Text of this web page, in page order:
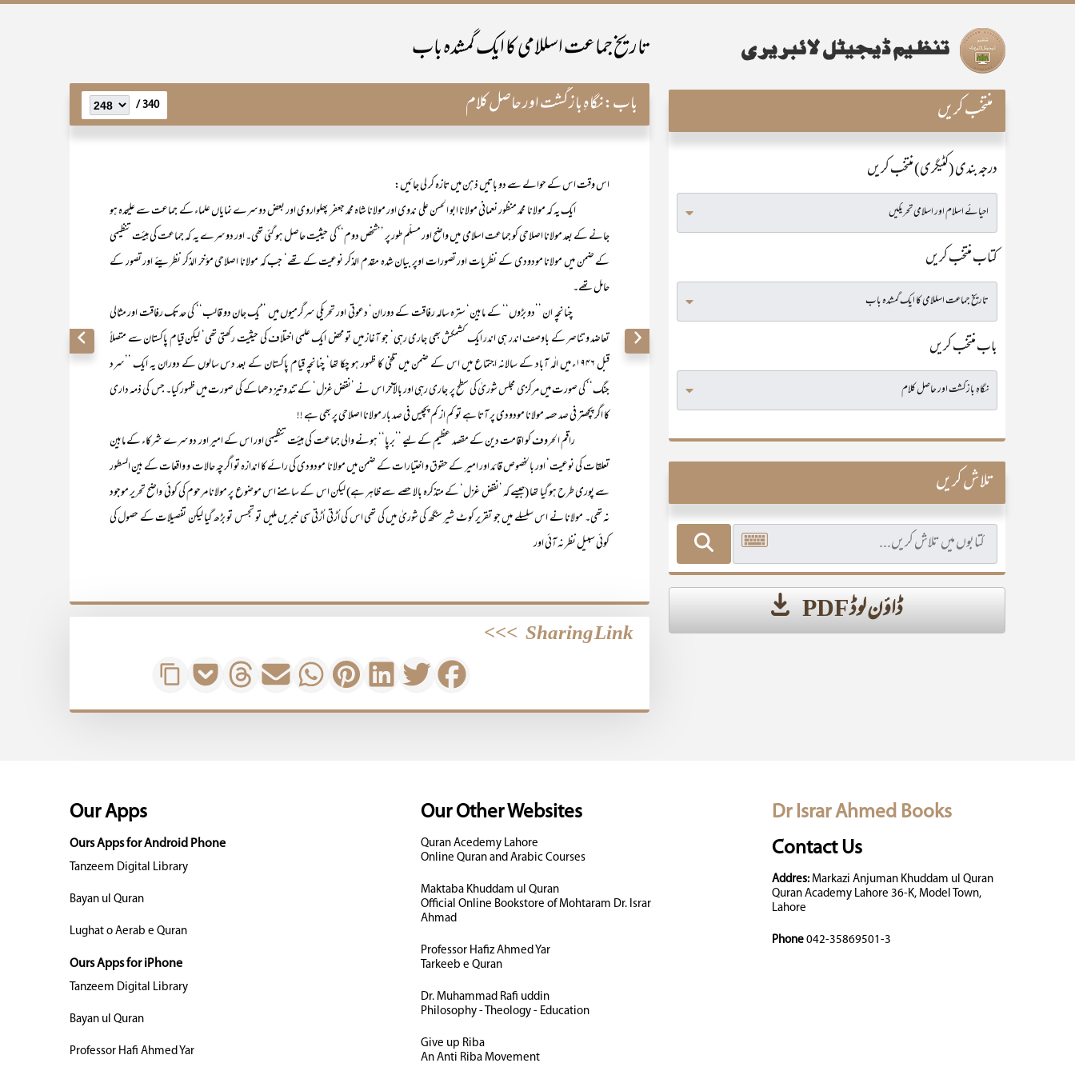
تاریخ جماعت اسللامی کا ایک گمشدہ باب
باب:نگاہِ بازگشت اور حاصل کلام 340 /
اس وقت اس کے حوالے سے دو باتیں ذہن میں تازہ کر لی جائیں:
ایک یہ کہ مولانا محمد منظور نعمانی مولانا ابو الحسن علی ندوی اور مولانا شاہ محمد جعفر پھلواروی اور بعض دوسرے نمایاں علماء کے جماعت سے علیحدہ ہو
جانے کے بعد مولانا اصلاحی کو جماعت اسلامی میں واضح اور مسلّم طور پر ’’شخص دوم‘‘ کی حیثیت حاصل ہو گئی تھی۔ اور دوسرے یہ کہ جماعت کی ہیئت تنظیمی
کے ضمن میں مولانا مودودی کے نظریات اور تصورات اوپر بیان شدہ مقدم الذکر نوعیت کے تھے‘ جب کہ مولانا اصلاحی مؤخر الذکر نظریئے اور تصور کے
حامل تھے۔
چنانچہ ان ’’دو بڑوں‘‘ کے مابین‘ سترہ سالہ رفاقت کے دوران‘ دعوتی اور تحریکی سرگرمیوں میں ’’یک جان دو قالب‘‘ کی حد تک رفاقت اور مثالی
تعاضد و تناصر کے باوصف اندر ہی اندر ایک کشمکش بھی جاری رہی‘ جو آغاز میں تو محض ایک علمی اختلاف کی حیثیت رکھتی تھی‘ لیکن قیام پاکستان سے متصلاً
قبل ۱۹۴۶ء میں الٰہ آباد کے سالانہ اجتماع میں اس کے ضمن میں تلخی کا ظہور ہو چکا تھا‘ چنانچہ قیام پاکستان کے بعد دس سالوں کے دوران یہ ایک ’’سرد
جنگ‘‘ کی صورت میں مرکزی مجلس شوریٰ کی سطح پر جاری رہی اور بالآخر اس نے ’نقض غزل‘ کے تند و تیز دھماکے کی صورت میں ظہور کیا۔ جس کی ذمہ داری
کا اگر پچھتر فی صد حصہ مولانا مودودی پر آتا ہے تو کم از کم پچیس فی صد بار مولانا اصلاحی پر بھی ہے !!
راقم الحروف کو اقامت دین کے مقصد عظیم کے لیے ’’برپا‘‘ ہونے والی جماعت کی ہیئت تنظیمی اور اس کے امیر اور دوسرے شرکاء کے مابین
تعلقات کی نوعیت‘ اور بالخصوص قائد اور امیر کے حقوق و اختیارات کے ضمن میں مولانا مودودی کی رائے کا اندازہ تو اگرچہ حالات و واقعات کے بین السطور
سے پوری طرح ہو گیا تھا (جیسے کہ ’نقض غزل‘ کے متذکرہ بالا حصے سے ظاہر ہے) لیکن اس کے سامنے اس موضوع پر مولانا مرحوم کی کوئی واضح تحریر موجود
نہ تھی۔ مولانا نے اس سلسلے میں جو تقریر کوٹ شیر سنگھ کی شوریٰ میں کی تھی اس کی اُڑتی اُڑتی سی خبریں ملیں تو تجسس تو بڑھ گیا لیکن تفصیلات کے حصول کی
کوئی سبیل نظر نہ آئی اور
Sharing Link
>>>
منتخب کریں
درجہ بندی (کٹیگری) منتخب کریں
کتاب منتخب کریں
باب منتخب کریں
تلاش کریں
ڈاؤن لوڈ PDF
Dr Israr Ahmed Books
Contact Us
Addres:Markazi Anjuman Khuddam ul Quran
Quran Academy Lahore 36-K, Model Town,
Lahore
Phone 042-35869501-3
Our Other Websites
Quran Acedemy Lahore
Online Quran and Arabic Courses
Maktaba Khuddam ul Quran
Official Online Bookstore of Mohtaram Dr. Israr
Ahmad
Professor Hafiz Ahmed Yar
Tarkeeb e Quran
Dr. Muhammad Rafi uddin
Philosophy - Theology - Education
Give up Riba
An Anti Riba Movement
Our Apps
Ours Apps for Android Phone
Tanzeem Digital Library
Bayan ul Quran
Lughat o Aerab e Quran
Ours Apps for iPhone
Tanzeem Digital Library
Bayan ul Quran
Professor Hafi Ahmed Yar